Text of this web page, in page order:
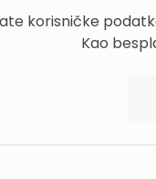
korisničke
Kao